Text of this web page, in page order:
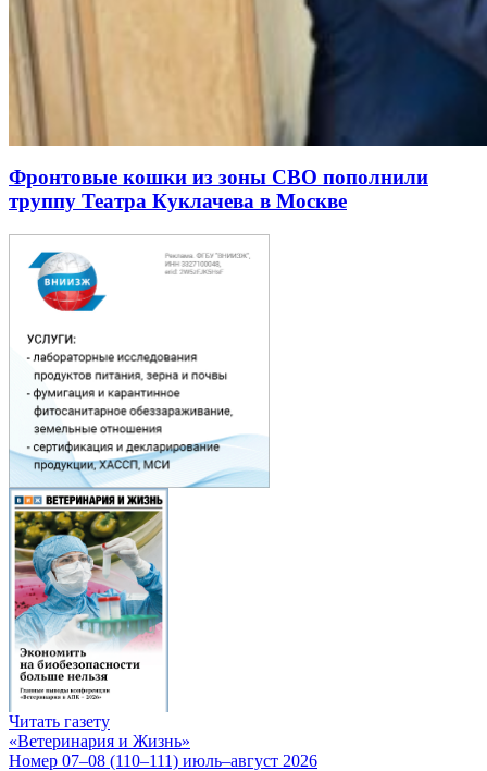
Фронтовые кошки из зоны СВО пополнили
труппу Театра Куклачева в Москве
Читать газету
«Ветеринария и Жизнь»
Номер 07–08 (110–111) июль–август 2026